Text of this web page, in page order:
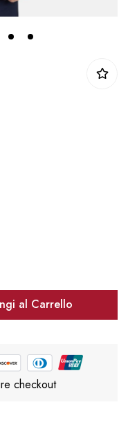
al Carrello
checkout